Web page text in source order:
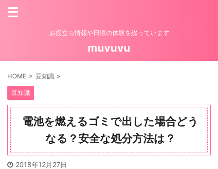
お役立ち情報や日頃の体験を綴っています
muvuvu
HOME > 豆知識 >
豆知識
電池を燃えるゴミで出した場合どう
なる？安全な処分方法は？
2018年12月27日